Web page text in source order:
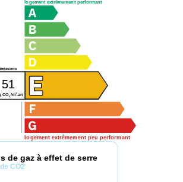
logement extrêmement performant
logement extrêmement peu performant
émissions
51
CO2/m2 .an
de gaz à effet de serre
CO2